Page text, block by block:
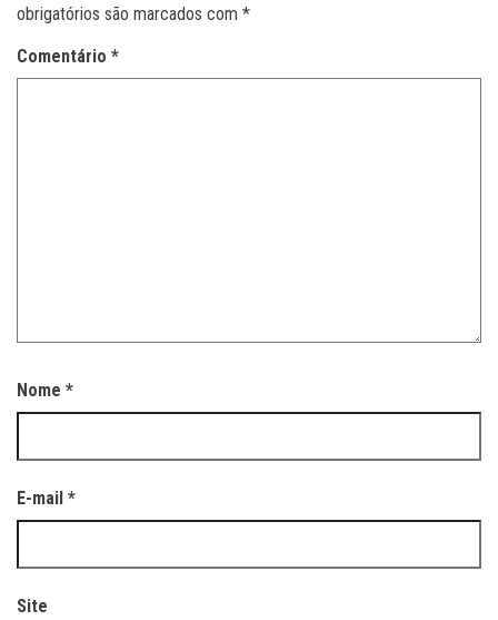
obrigatórios são marcados com *
Comentário *
Nome *
E-mail *
Site